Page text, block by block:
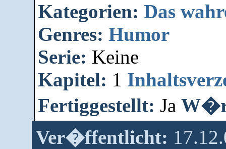
Kategorien: Das
Genres:Humor
Serie: Keine
Kapitel: 1
Fertiggestellt: Ja
Ver�ffentlicht: